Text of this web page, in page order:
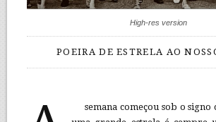
High-res version
POEIRA DE ESTRELA AO
semana começou sob o signo